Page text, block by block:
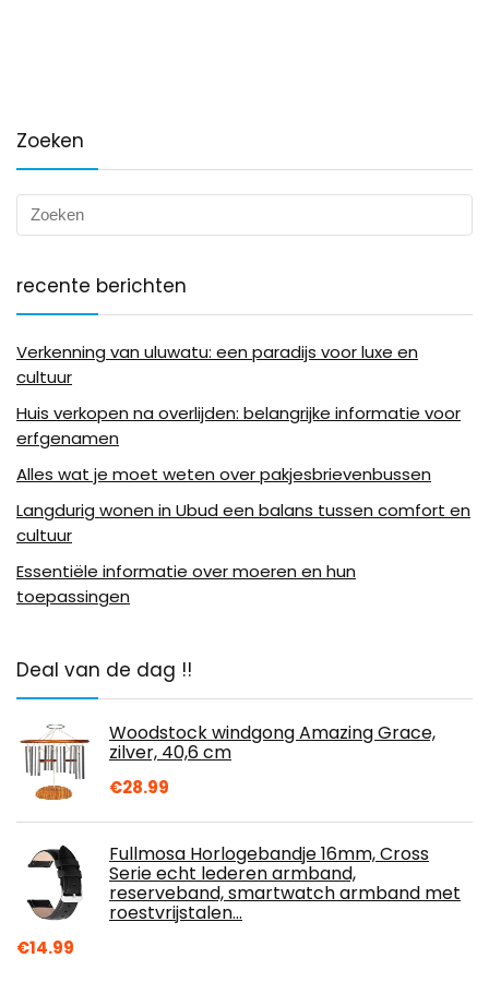
Zoeken
recente berichten
Verkenning van uluwatu: een paradijs voor luxe en
cultuur
Huis verkopen na overlijden: belangrijke informatie voor
erfgenamen
Alles wat je moet weten over pakjesbrievenbussen
Langdurig wonen in Ubud een balans tussen comfort en
cultuur
Essentiële informatie over moeren en hun
toepassingen
Deal van de dag !!
Woodstock windgong Amazing Grace,
zilver, 40,6 cm
€28.99
Fullmosa Horlogebandje 16mm, Cross
Serie echt lederen armband,
reserveband, smartwatch armband met
roestvrijstalen…
€14.99